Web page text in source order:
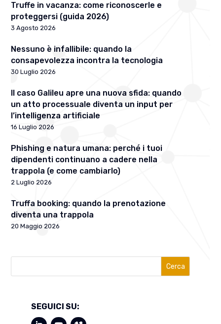
Truffe in vacanza: come riconoscerle e
proteggersi (guida 2026)
3 Agosto 2026
Nessuno è infallibile: quando la
consapevolezza incontra la tecnologia
30 Luglio 2026
Il caso Galileu apre una nuova sfida: quando
un atto processuale diventa un input per
l’intelligenza artificiale
16 Luglio 2026
Phishing e natura umana: perché i tuoi
dipendenti continuano a cadere nella
trappola (e come cambiarlo)
2 Luglio 2026
Truffa booking: quando la prenotazione
diventa una trappola
20 Maggio 2026
Cerca
SEGUICI SU: